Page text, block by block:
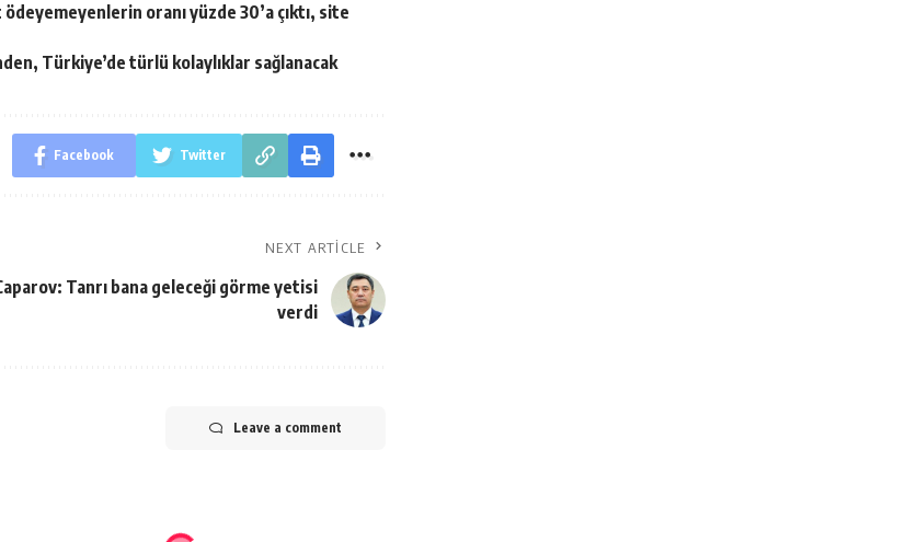
oranı yüzde 30’a çıktı, site
Türkiye’de türlü kolaylıklar sağlanacak
Facebook Twitter
NEXT ARTICLE
Tanrı bana geleceği görme yetisi
verdi
Leave a comment